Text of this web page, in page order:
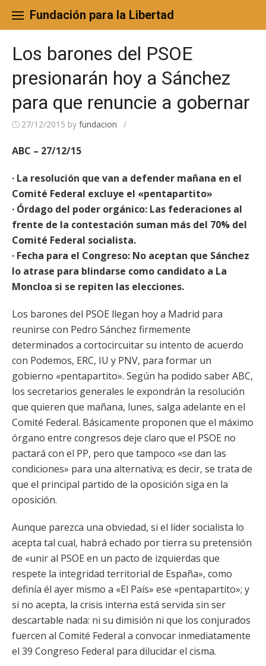
content
Fundación para la Libertad
Los barones del PSOE
presionarán hoy a Sánchez
para que renuncie a gobernar
27/12/2015 by fundacion /
ABC – 27/12/15
· La resolución que van a defender mañana en el
Comité Federal excluye el «pentapartito»
· Órdago del poder orgánico: Las federaciones al
frente de la contestación suman más del 70% del
Comité Federal socialista.
· Fecha para el Congreso: No aceptan que Sánchez
lo atrase para blindarse como candidato a La
Moncloa si se repiten las elecciones.
Los barones del PSOE llegan hoy a Madrid para
reunirse con Pedro Sánchez firmemente
determinados a cortocircuitar su intento de acuerdo
con Podemos, ERC, IU y PNV, para formar un
gobierno «pentapartito». Según ha podido saber ABC,
los secretarios generales le expondrán la resolución
que quieren que mañana, lunes, salga adelante en el
Comité Federal. Básicamente proponen que el máximo
órgano entre congresos deje claro que el PSOE no
pactará con el PP, pero que tampoco «se dan las
condiciones» para una alternativa; es decir, se trata de
que el principal partido de la oposición siga en la
oposición.
Aunque parezca una obviedad, si el líder socialista lo
acepta tal cual, habrá echado por tierra su pretensión
de «unir al PSOE en un pacto de izquierdas que
respete la integridad territorial de España», como
definía él ayer mismo a «El País» ese «pentapartito»; y
si no acepta, la crisis interna está servida sin ser
descartable nada: ni su dimisión ni que los conjurados
fuercen al Comité Federal a convocar inmediatamente
el 39 Congreso Federal para dilucidar el cisma.